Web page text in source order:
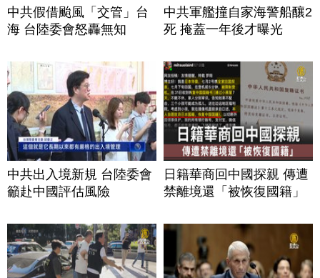
中共假借颱風「交管」台
海 台陸委會怒轟無知
中共軍艦撞自家海警船釀2
死 掩蓋一年後才曝光
中共出入境新規 台陸委會
籲赴中國評估風險
日籍華商回中國探親 傳遭
禁離境還「被恢復國籍」